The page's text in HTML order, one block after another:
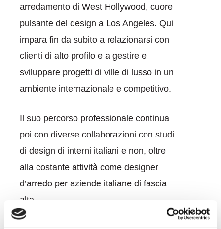
arredamento di West Hollywood, cuore
pulsante del design a Los Angeles. Qui
impara fin da subito a relazionarsi con
clienti di alto profilo e a gestire e
sviluppare progetti di ville di lusso in un
ambiente internazionale e competitivo.
Il suo percorso professionale continua
poi con diverse collaborazioni con studi
di design di interni italiani e non, oltre
alla costante attività come designer
d’arredo per aziende italiane di fascia
alta.